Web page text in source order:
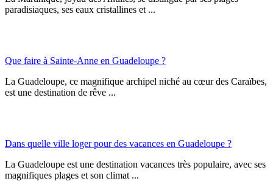
paradisiaques, ses eaux cristallines et ...
Que faire à Sainte-Anne en Guadeloupe ?
La Guadeloupe, ce magnifique archipel niché au cœur des Caraïbes,
est une destination de rêve ...
Dans quelle ville loger pour des vacances en Guadeloupe ?
La Guadeloupe est une destination vacances très populaire, avec ses
magnifiques plages et son climat ...